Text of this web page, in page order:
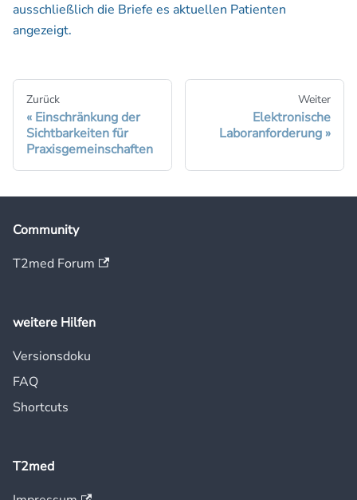
ausschließlich die Briefe es aktuellen Patienten
angezeigt.
Zurück
Einschränkung der
Sichtbarkeiten für
Praxisgemeinschaften
Weiter
Elektronische
Laboranforderung
Community
T2med Forum
weitere Hilfen
Versionsdoku
FAQ
Shortcuts
T2med